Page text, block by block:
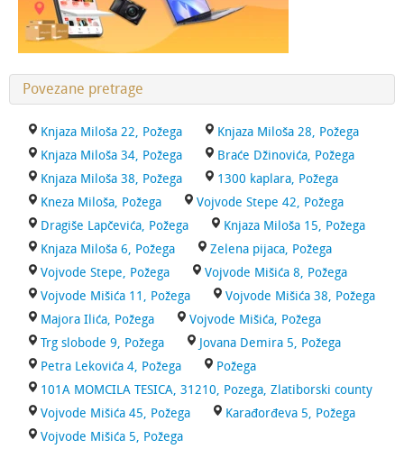
Povezane pretrage
Knjaza Miloša 22, Požega
Knjaza Miloša 28, Požega
Knjaza Miloša 34, Požega
Braće Džinovića, Požega
Knjaza Miloša 38, Požega
1300 kaplara, Požega
Kneza Miloša, Požega
Vojvode Stepe 42, Požega
Dragiše Lapčevića, Požega
Knjaza Miloša 15, Požega
Knjaza Miloša 6, Požega
Zelena pijaca, Požega
Vojvode Stepe, Požega
Vojvode Mišića 8, Požega
Vojvode Mišića 11, Požega
Vojvode Mišića 38, Požega
Majora Ilića, Požega
Vojvode Mišića, Požega
Trg slobode 9, Požega
Jovana Demira 5, Požega
Petra Lekovića 4, Požega
Požega
101A MOMCILA TESICA, 31210, Pozega, Zlatiborski county
Vojvode Mišića 45, Požega
Karađorđeva 5, Požega
Vojvode Mišića 5, Požega